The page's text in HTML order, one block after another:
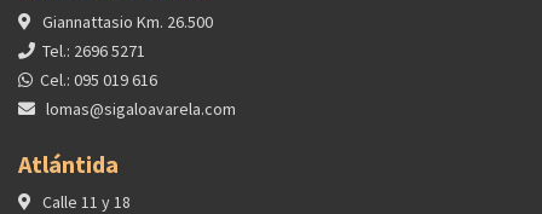
Giannattasio Km. 26.500
Tel.: 2696 5271
Cel.: 095 019 616
lomas@sigaloavarela.com
Atlántida
Calle 11 y 18